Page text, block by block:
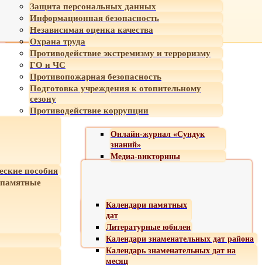
Защита персональных данных
Информационная безопасность
Независимая оценка качества
Охрана труда
Противодействие экстремизму и терроризму
ГО и ЧС
Противопожарная безопасность
Подготовка учреждения к отопительному
сезону
Противодействие коррупции
Онлайн-журнал «Сундук
знаний»
Медиа-викторины
пособия
Календари памятных
дат
Литературные юбилеи
Календари знаменательных дат района
Календарь знаменательных дат на
месяц